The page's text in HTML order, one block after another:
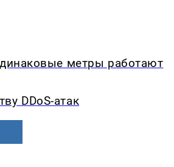
метры работают
DDoS-атак